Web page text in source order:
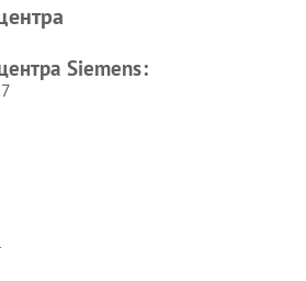
Siemens
Siemens
Siemens: